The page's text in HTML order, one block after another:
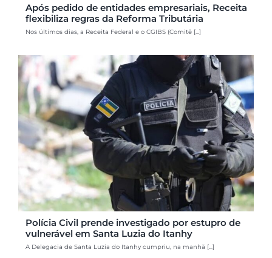
Após pedido de entidades empresariais, Receita
flexibiliza regras da Reforma Tributária
Nos últimos dias, a Receita Federal e o CGIBS (Comitê [...]
Polícia Civil prende investigado por estupro de
vulnerável em Santa Luzia do Itanhy
A Delegacia de Santa Luzia do Itanhy cumpriu, na manhã [...]